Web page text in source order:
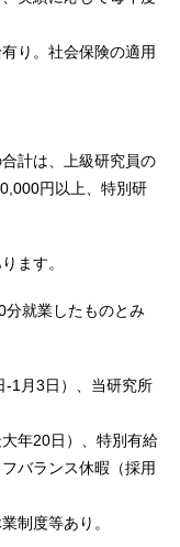
り。社会保険の適用
計は、上級研究員の
円以上、特別研
ます。
分就業したものとみ
-1月3日）、当研究所
年20日）、特別有給
バランス休暇（採用
制度等あり。